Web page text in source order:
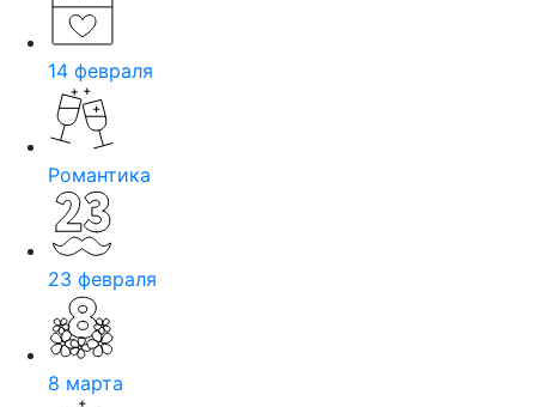
14 февраля
Романтика
23 февраля
8 марта